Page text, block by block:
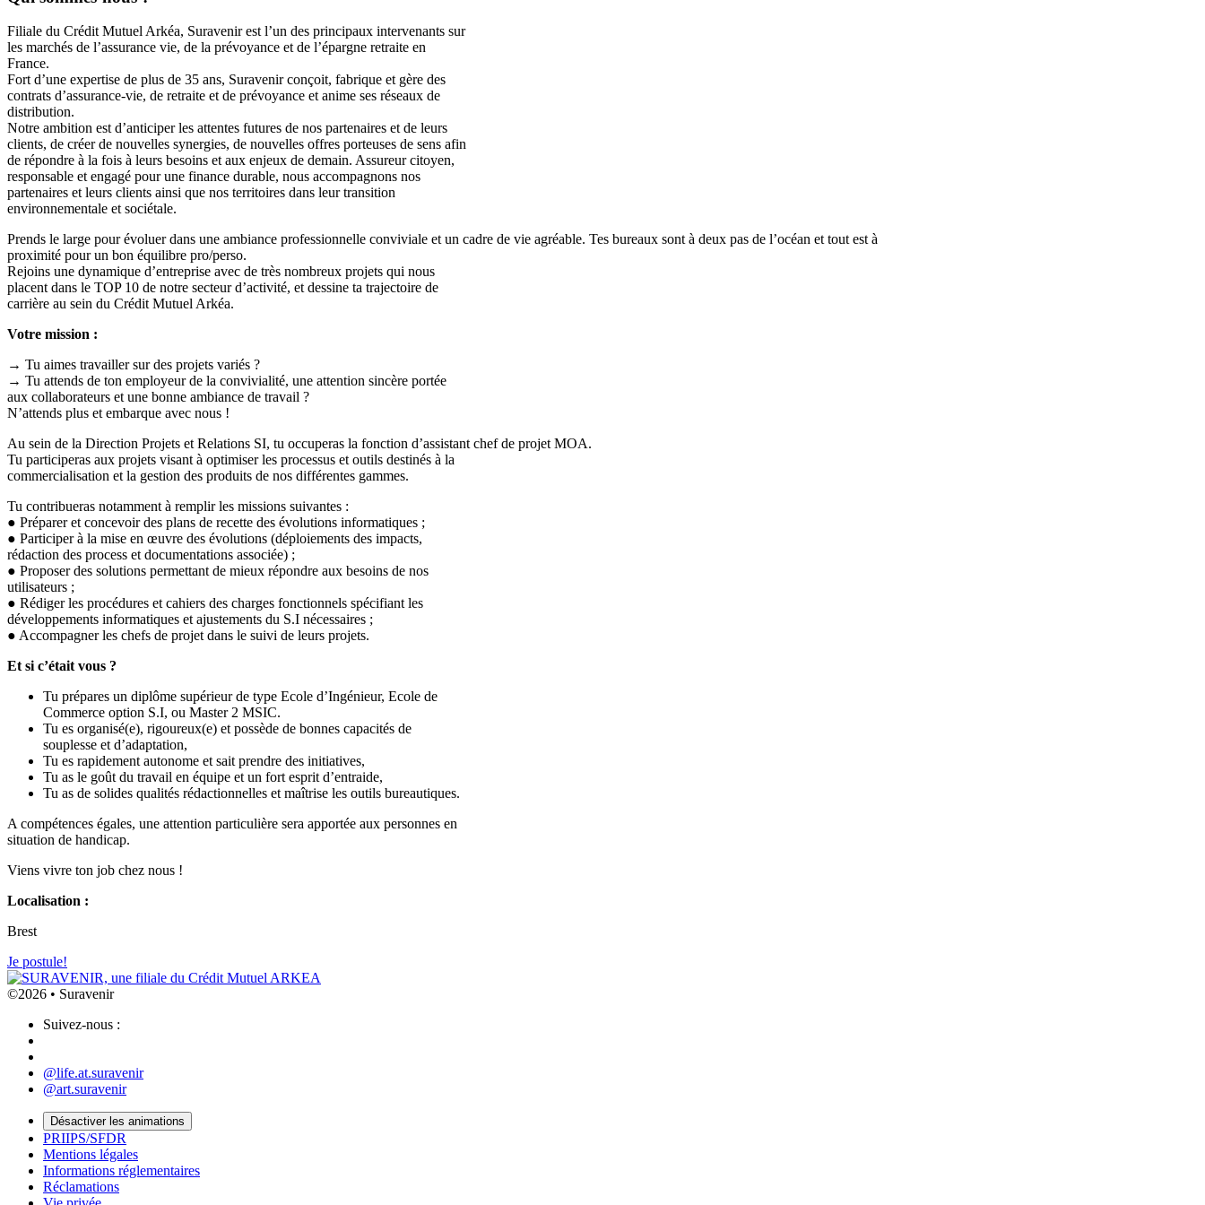
Filiale du Crédit Mutuel Arkéa, Suravenir est l’un des principaux intervenants sur
les marchés de l’assurance vie, de la prévoyance et de l’épargne retraite en
France.
Fort d’une expertise de plus de 35 ans, Suravenir conçoit, fabrique et gère des
contrats d’assurance-vie, de retraite et de prévoyance et anime ses réseaux de
distribution.
Notre ambition est d’anticiper les attentes futures de nos partenaires et de leurs
clients, de créer de nouvelles synergies, de nouvelles offres porteuses de sens afin
de répondre à la fois à leurs besoins et aux enjeux de demain. Assureur citoyen,
responsable et engagé pour une finance durable, nous accompagnons nos
partenaires et leurs clients ainsi que nos territoires dans leur transition
environnementale et sociétale.
Prends le large pour évoluer dans une ambiance professionnelle conviviale et un cadre de vie agréable. Tes bureaux sont à deux pas de l’océan et tout est à
proximité pour un bon équilibre pro/perso.
Rejoins une dynamique d’entreprise avec de très nombreux projets qui nous
placent dans le TOP 10 de notre secteur d’activité, et dessine ta trajectoire de
carrière au sein du Crédit Mutuel Arkéa.
Votre mission :
→ Tu aimes travailler sur des projets variés ?
→ Tu attends de ton employeur de la convivialité, une attention sincère portée
aux collaborateurs et une bonne ambiance de travail ?
N’attends plus et embarque avec nous !
Au sein de la Direction Projets et Relations SI, tu occuperas la fonction d’assistant chef de projet MOA.
Tu participeras aux projets visant à optimiser les processus et outils destinés à la
commercialisation et la gestion des produits de nos différentes gammes.
Tu contribueras notamment à remplir les missions suivantes :
● Préparer et concevoir des plans de recette des évolutions informatiques ;
● Participer à la mise en œuvre des évolutions (déploiements des impacts,
rédaction des process et documentations associée) ;
● Proposer des solutions permettant de mieux répondre aux besoins de nos
utilisateurs ;
● Rédiger les procédures et cahiers des charges fonctionnels spécifiant les
développements informatiques et ajustements du S.I nécessaires ;
● Accompagner les chefs de projet dans le suivi de leurs projets.
Et si c’était vous ?
Tu prépares un diplôme supérieur de type Ecole d’Ingénieur, Ecole de
Commerce option S.I, ou Master 2 MSIC.
Tu es organisé(e), rigoureux(e) et possède de bonnes capacités de
souplesse et d’adaptation,
Tu es rapidement autonome et sait prendre des initiatives,
Tu as le goût du travail en équipe et un fort esprit d’entraide,
Tu as de solides qualités rédactionnelles et maîtrise les outils bureautiques.
A compétences égales, une attention particulière sera apportée aux personnes en
situation de handicap.
Viens vivre ton job chez nous !
Localisation :
Brest
Je postule!
©2026 • Suravenir
Suivez-nous :
@life.at.suravenir
@art.suravenir
Désactiver les animations
PRIIPS/SFDR
Mentions légales
Informations réglementaires
Réclamations